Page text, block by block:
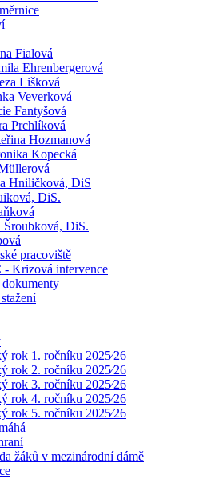
Fialová
Ehrenbergerová
Lišková
Veverková
Fantyšová
Prchlíková
Hozmanová
Kopecká
Hniličková, DiS
DiS.
Šroubková, DiS.
pracoviště
- Krizová intervence
rok 1. ročníku 2025⁄26
rok 2. ročníku 2025⁄26
rok 3. ročníku 2025⁄26
rok 4. ročníku 2025⁄26
rok 5. ročníku 2025⁄26
žáků v mezinárodní dámě